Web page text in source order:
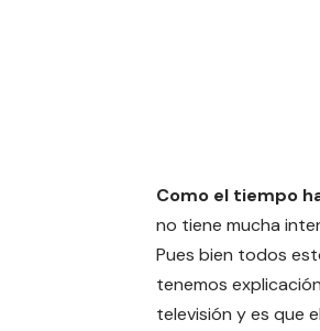
Como el tiempo
no tiene mucha
Pues bien todos
tenemos
televisión y es que